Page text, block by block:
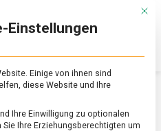
Online-
Magazin
zu
&
Ernährung
Mit
Einstellungen
Einige von ihnen sind
diese Website und Ihre
Ihre Einwilligung zu optionalen
Ihre Erziehungsberechtigten um